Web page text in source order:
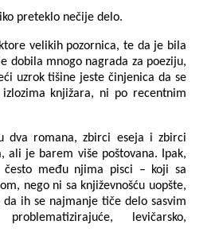
preteklo nečije delo.
velikih pozornica, te da je bila
dobila mnogo nagrada za poeziju,
uzrok tišine jeste činjenica da se
knjižara, ni po recentnim
dva romana, zbirci eseja i zbirci
ali je barem više poštovana. Ipak,
među njima pisci – koji sa
nego ni sa književnošću uopšte,
ih se najmanje tiče delo sasvim
levičarsko,